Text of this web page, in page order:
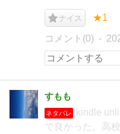
ナイス ★1
コメント(0)
すもも
ネタバレ
kindle
で良かった。高